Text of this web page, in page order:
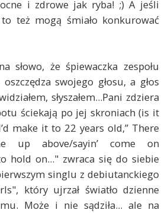
i zdrowe jak ryba! ;) A jeśli
też mogą śmiało konkurować
słowo, że śpiewaczka zespołu
swojego głosu, a głos
słyszałem...Pani zdziera
ściekają po jej skroniach (is it
make it to 22 years old,” There
up above/sayin’ come on
hold on..." zwraca się do siebie
singlu z debiutanckiego
który ujrzał światło dzienne
Może i nie sądziła... ale na